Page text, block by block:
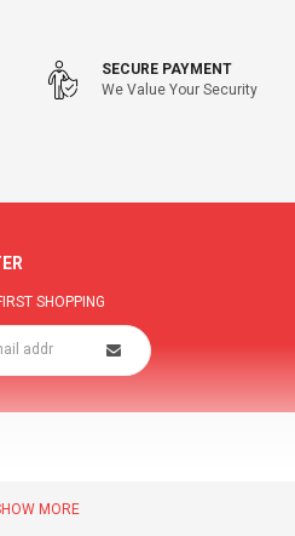
SECURE PAYMENT
We Value Your Security
SHOPPING
MORE